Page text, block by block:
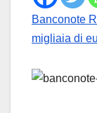
Banconote
migliaia di